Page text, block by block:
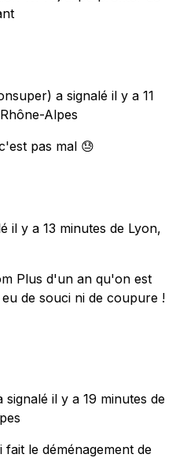
a signalé il y a 11
Alpes
pas mal 😓
il y a 13 minutes de Lyon,
Plus d'un an qu'on est
de souci ni de coupure !
signalé il y a 19 minutes de
le déménagement de